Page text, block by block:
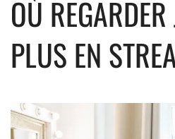
OÙ
PLUS EN